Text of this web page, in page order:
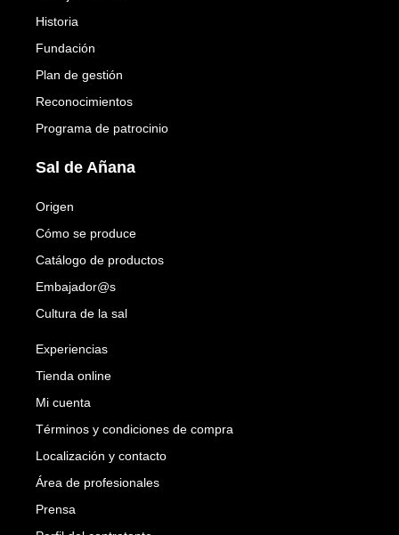
Historia
Fundación
Plan de gestión
Reconocimientos
Programa de patrocinio
Sal de Añana
Origen
Cómo se produce
Catálogo de productos
Embajador@s
Cultura de la sal
Experiencias
Tienda online
Mi cuenta
Términos y condiciones de compra
Localización y contacto
Área de profesionales
Prensa